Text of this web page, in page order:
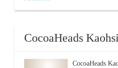
CocoaHeads
CocoaHeads